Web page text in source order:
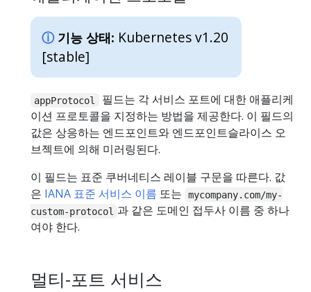
기능 상태: Kubernetes v1.20
[stable]
appProtocol
필드는 각 서비스 포트에 대한 애플리케
이션 프로토콜을 지정하는 방법을 제공한다. 이 필드의
값은 상응하는 엔드포인트와 엔드포인트슬라이스 오
브젝트에 의해 미러링된다.
이 필드는 표준 쿠버네티스 레이블 구문을 따른다. 값
은 IANA 표준 서비스 이름 또는
mycompany.com/my-
custom-protocol 과 같은 도메인 접두사 이름 중 하나
여야 한다.
멀티-포트 서비스